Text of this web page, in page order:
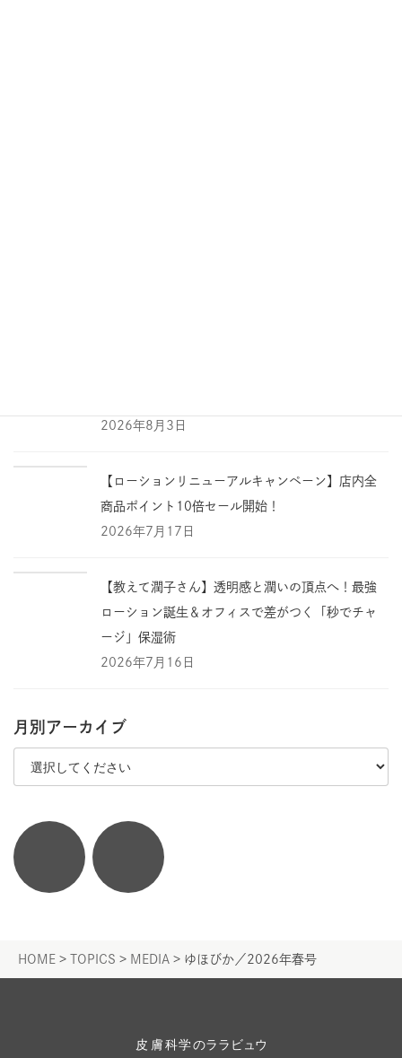
2026年8月3日
【ローションリニューアルキャンペーン】店内全
商品ポイント10倍セール開始！
2026年7月17日
【教えて潤子さん】透明感と潤いの頂点へ！最強
ローション誕生＆オフィスで差がつく「秒でチャ
ージ」保湿術
2026年7月16日
月別アーカイブ
Icon
link
Icon
link
HOME > TOPICS > MEDIA > ゆほびか／2026年春号